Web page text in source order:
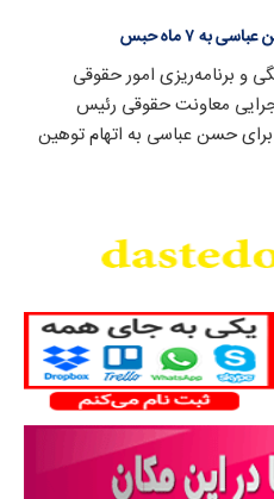
به ۷ ماه حبس
و برنامه‌ریزی امور حقوقی
معاونت حقوقی رئیس
حکم ۷ ماه حبس برای حسن عباسی به اتهام توهین